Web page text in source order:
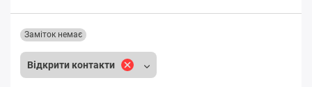
Відкрити контакти
Заміток немає